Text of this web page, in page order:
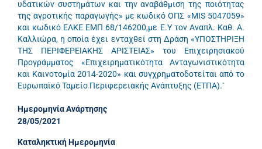
υδατικών συστημάτων και την αναβάθμιση της ποιότητας
της αγροτικής παραγωγής» με κωδικό ΟΠΣ «MIS 5047059»
και κωδικό ΕΛΚΕ ΕΜΠ 68/146200,με Ε.Υ τον Αναπλ. Καθ. Α.
Καλλιώρα, η οποία έχει ενταχθεί στη Δράση «ΥΠΟΣΤΗΡΙΞΗ
ΤΗΣ ΠΕΡΙΦΕΡΕΙΑΚΗΣ ΑΡΙΣΤΕΙΑΣ» του Επιχειρησιακού
Προγράμματος «Επιχειρηματικότητα Ανταγωνιστικότητα
και Καινοτομία 2014-2020» και συγχρηματοδοτείται από το
Ευρωπαϊκό Ταμείο Περιφερειακής Ανάπτυξης (ΕΤΠΑ).`
Ημερομηνία Ανάρτησης
28/05/2021
Καταληκτική Ημερομηνία